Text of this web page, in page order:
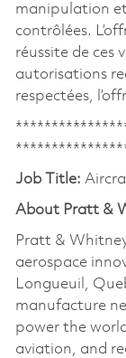
manipulation
contrôlées.
réussite de ces
autorisations
respectées,
Job Title:
About Pratt &
Pratt &
aerospace
Longueuil,
manufacture
power the
aviation, and